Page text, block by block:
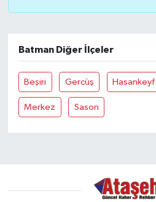
Batman Diğer İlçeler
Beşiri Gercüş Hasankeyf
Merkez Sason